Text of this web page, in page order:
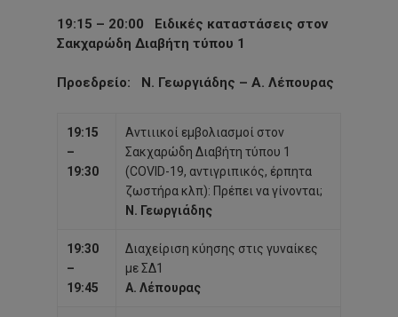
19:15 – 20:00
Ειδικές καταστάσεις στον
Σακχαρώδη Διαβήτη τύπου 1
Προεδρείο: Ν. Γεωργιάδης – Α. Λέπουρας
19:15
–
19:30
Αντιιικοί εμβολιασμοί στον
Σακχαρώδη Διαβήτη τύπου 1
(COVID-19, αντιγριπικός, έρπητα
ζωστήρα κλπ): Πρέπει να γίνονται;
Ν. Γεωργιάδης
19:30
–
19:45
Διαχείριση κύησης στις γυναίκες
με ΣΔ1
Α. Λέπουρας